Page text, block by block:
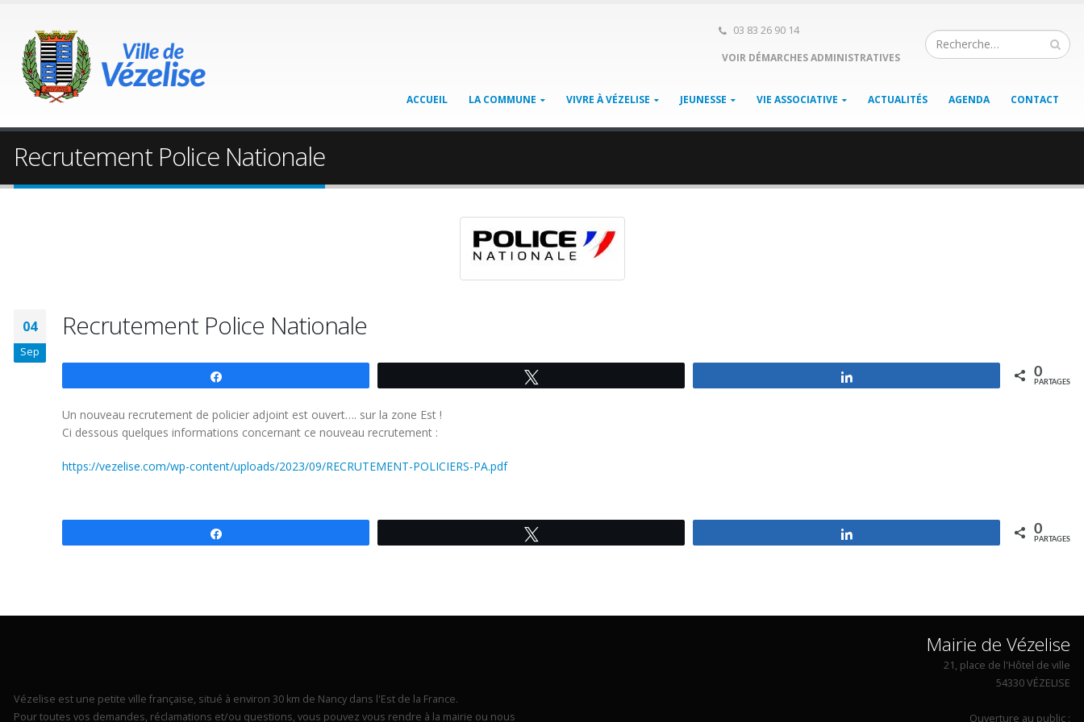
03 83 26 90 14
VOIR DÉMARCHES ADMINISTRATIVES
ACCUEIL LA COMMUNE VIVRE À VÉZELISE JEUNESSE VIE ASSOCIATIVE ACTUALITÉS AGENDA CONTACT
Recrutement Police Nationale
04
Sep
Recrutement Police Nationale
0
PARTAGES
Un nouveau recrutement de policier adjoint est ouvert…. sur la zone Est !
Ci dessous quelques informations concernant ce nouveau recrutement :
https://vezelise.com/wp-content/uploads/2023/09/RECRUTEMENT-POLICIERS-PA.pdf
0
PARTAGES
Vézelise est une petite ville française, situé à environ 30 km de Nancy dans l'Est de la France.
Pour toutes vos demandes, réclamations et/ou questions, vous pouvez vous rendre à la mairie ou nous
Mairie de Vézelise
21, place de l'Hôtel de ville
54330 VÉZELISE
Ouverture au public :